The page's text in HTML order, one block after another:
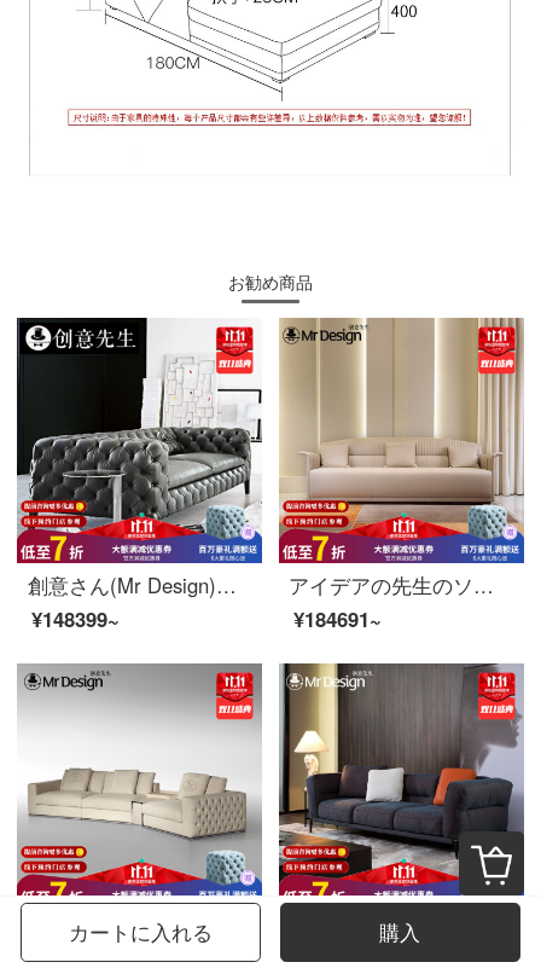
お勧め商品
創意さん(Mr Design)本革ソファイタリア風真皮ソファセット123小型持ち家型個性皮芸ソファオフィスソファイタリア輸入ヘッド層真皮4人位262*102*70 CM
¥148399~
アイデアの先生のソファーのイタリア式の軽い贅沢なソファー北欧の本革のソファーの小さい家型の客間の完備した皮のソファーの近代的な皮の芸術のソファーの簡単な頭の階の牛のソファーの頭の階の中で厚い本革の3人の位
¥184691~
カートに入れる 購入